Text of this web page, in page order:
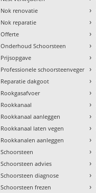
Nok renovatie
Nok reparatie
Offerte
Onderhoud Schoorsteen
Prijsopgave
Professionele schoorsteenveger
Reparatie dakgoot
Rookgasafvoer
Rookkanaal
Rookkanaal aanleggen
Rookkanaal laten vegen
Rookkanalen aanleggen
Schoorsteen
Schoorsteen advies
Schoorsteen diagnose
Schoorsteen frezen
›
›
›
›
›
›
›
›
›
›
›
›
›
›
›
›